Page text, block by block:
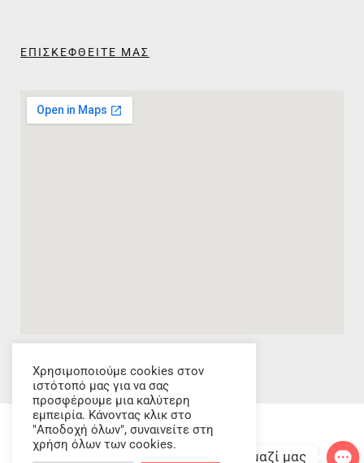
ΕΠΙΣΚΕΦΘΕΙΤΕ ΜΑΣ
Χρησιμοποιούμε cookies στον
ιστότοπό μας για να σας
προσφέρουμε μια καλύτερη
εμπειρία. Κάνοντας κλικ στο
"Αποδοχή όλων", συναινείτε στη
χρήση όλων των cookies.
Επικοινωνήστε μαζί μας